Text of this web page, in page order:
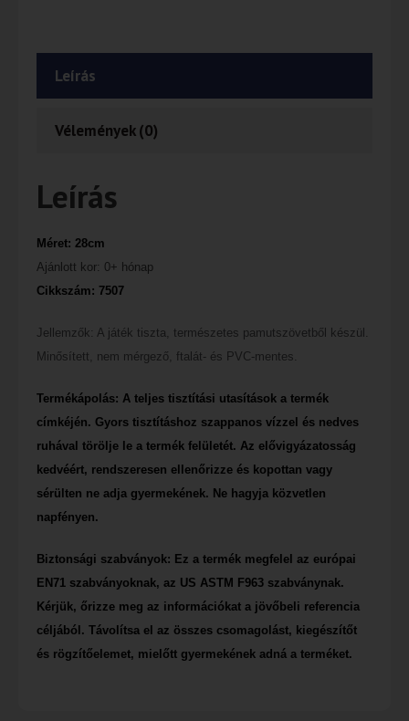
Leírás
Vélemények (0)
Leírás
Méret: 28cm
Ajánlott kor: 0+ hónap
Cikkszám: 7507
Jellemzők: A játék tiszta, természetes pamutszövetből készül.
Minősített, nem mérgező, ftalát- és PVC-mentes.
Termékápolás: A teljes tisztítási utasítások a termék
címkéjén. Gyors tisztításhoz szappanos vízzel és nedves
ruhával törölje le a termék felületét. Az elővigyázatosság
kedvéért, rendszeresen ellenőrizze és kopottan vagy
sérülten ne adja gyermekének. Ne hagyja közvetlen
napfényen.
Biztonsági szabványok: Ez a termék megfelel az európai
EN71 szabványoknak, az US ASTM F963 szabványnak.
Kérjük, őrizze meg az információkat a jövőbeli referencia
céljából. Távolítsa el az összes csomagolást, kiegészítőt
és rögzítőelemet, mielőtt gyermekének adná a terméket.